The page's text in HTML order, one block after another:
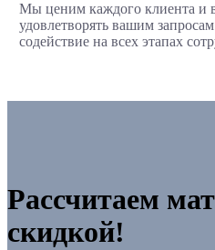
Мы ценим каждого клиента и
удовлетворять вашим
содействие на всех этапах
Рассчитаем
скидкой!